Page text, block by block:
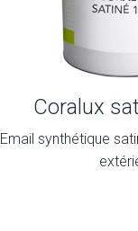
Coralux
Email synthétique